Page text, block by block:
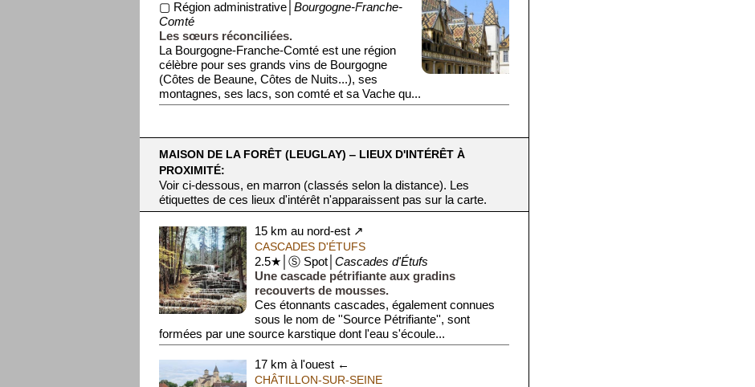
▢ Région administrative│Bourgogne-Franche-
Comté
Les sœurs réconciliées.
La Bourgogne-Franche-Comté est une région
célèbre pour ses grands vins de Bourgogne
(Côtes de Beaune, Côtes de Nuits...), ses
montagnes, ses lacs, son comté et sa Vache qu...
MAISON DE LA FORÊT (LEUGLAY) ‒ LIEUX D'INTÉRÊT À
PROXIMITÉ:
Voir ci-dessous, en marron (classés selon la distance). Les
étiquettes de ces lieux d'intérêt n'apparaissent pas sur la carte.
15 km au nord-est ↗
CASCADES D'ÉTUFS
2.5★│Ⓢ Spot│ Cascades d'Étufs
Une cascade pétrifiante aux gradins
recouverts de mousses.
Ces étonnants cascades, également connues
sous le nom de ''Source Pétrifiante'', sont
formées par une source karstique dont l'eau s'écoule...
17 km à l'ouest ←
CHÂTILLON-SUR-SEINE